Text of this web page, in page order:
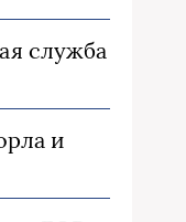
служба
и